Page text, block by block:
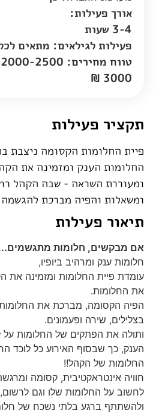
אורך פעילות:
3-4 שעות
פעילות לגילאים: מתאים
3000 ₪
תקציר פעילות
פיית החלומות הקסומה ניצבת
החלומות הענק ומזמינה את
ומעוררת השראה - שבה הקהל
ומשאלות והפיה מברכת
תיאור פעילות
אם מבקשים, חלומות
חלומות ענק ומרהיב ביופיו,
עומדת פיית החלומות ומזמינה את
את החלומות.
הפיה הקסומה, מברכת את
בצלילים, שירה ופעמונים.
ותולה את הפתקים של החלומות על
הענק, כך שבסוף האירוע כל לוכד
החלומות של הקהל!!
חוויה אינטראקטיבית, קסומה
לחשוב על החלומות שלו וגם לרשום,
ולהשתתף ברגע בלתי נשכח של